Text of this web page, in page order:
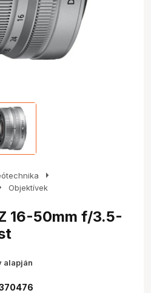
arrow_right
Objektívek
16-50mm f/3.5-
alapján